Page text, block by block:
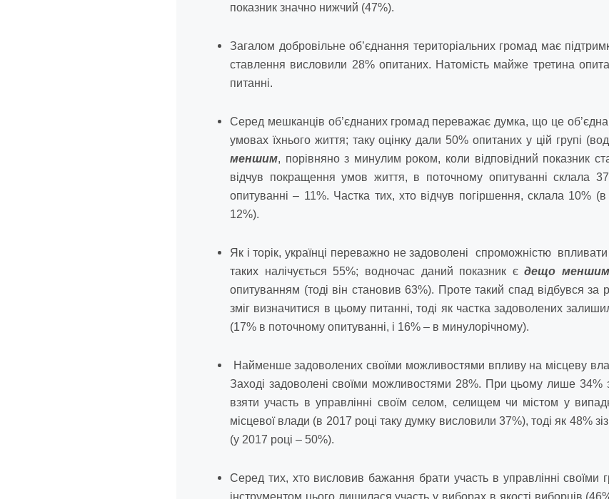
показник значно нижчий (47%).
Загалом добровільне об’єднання територіальних громад має
ставлення висловили 28% опитаних. Натомість майже третина
питанні.
Серед мешканців об’єднаних громад переважає думка, що це
умовах їхнього життя; таку оцінку дали 50% опитаних у цій групі
меншим, порівняно з минулим роком, коли відповідний показник
відчув покращення умов життя, в поточному опитуванні склала
опитуванні – 11%. Частка тих, хто відчув погіршення, склала 10%
12%).
Як і торік, українці переважно не задоволені спроможністю
таких налічується 55%; водночас даний показник єдещо меншим
опитуванням (тоді він становив 63%). Проте такий спад відбувся за
зміг визначитися в цьому питанні, тоді як частка задоволених
(17% в поточному опитуванні, і 16% – в минулорічному).
Найменше задоволених своїми можливостями впливу на місцеву
Заході задоволені своїми можливостями 28%. При цьому лише 34%
взяти участь в управлінні своїм селом, селищем чи містом у
місцевої влади (в 2017 році таку думку висловили 37%), тоді як 48%
(у 2017 році – 50%).
Серед тих, хто висловив бажання брати участь в управлінні
інструментом цього лишилася участь у виборах в якості виборців